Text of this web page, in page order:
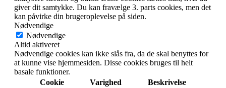
giver dit samtykke. Du kan fravælge 3. parts cookies, men det
kan påvirke din brugeroplevelse på siden.
Nødvendige
Nødvendige
Altid aktiveret
Nødvendige cookies kan ikke slås fra, da de skal benyttes for
at kunne vise hjemmesiden. Disse cookies bruges til helt
basale funktioner.
Cookie
Varighed Beskrivelse